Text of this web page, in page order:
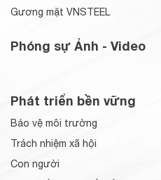
Gương mặt VNSTEEL
Phóng sự Ảnh - Video
Phát triển bền vững
Bảo vệ môi trường
Trách nhiệm xã hội
Con người